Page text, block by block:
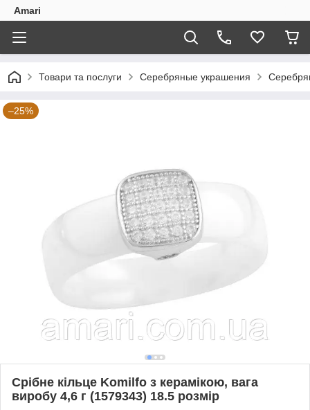
Amari
Товари та послуги Серебряные украшения
–25%
Срібне кільце Komilfo з керамікою, вага
виробу 4,6 г (1579343) 18.5 розмір